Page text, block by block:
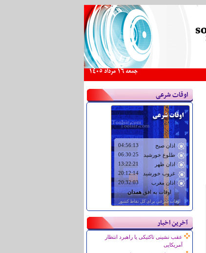
جمعه 16 مرداد 1405
اوقات شرعی
آخرین اخبار
عقب نشینی تاکتیکی یا راهبرد انتظار
آمریکایی